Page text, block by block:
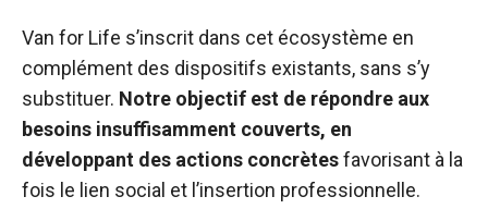
Van for Life s’inscrit dans cet écosystème en
complément des dispositifs existants, sans s’y
substituer. Notre objectif est de répondre aux
besoins insuffisamment couverts, en
développant des actions concrètesfavorisant à la
fois le lien social et l’insertion professionnelle.